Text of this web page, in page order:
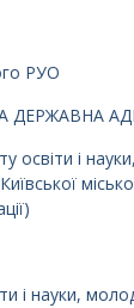
РУО
ДЕРЖАВНА
освіти і
і науки,